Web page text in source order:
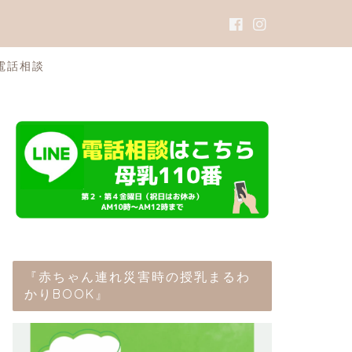
話相談
『赤ちゃん連れ災害時の授乳まるわ
かりBOOK』